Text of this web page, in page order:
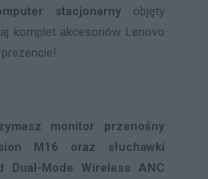
stacjonarny objęty
komplet akcesoriów Lenovo
monitor przenośny
M16 oraz słuchawki
Dual-Mode Wireless ANC